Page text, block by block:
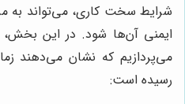
شرایط سخت کاری، می‌تواند به
ایمنی آن‌ها شود. در این بخش،
می‌پردازیم که نشان می‌دهند
رسیده است: